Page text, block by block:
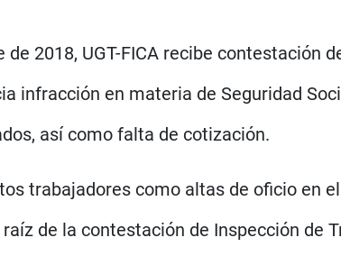
2018, UGT-FICA recibe contestación
infracción en materia de Seguridad
así como falta de cotización.
trabajadores como altas de oficio en
de la contestación de Inspección de